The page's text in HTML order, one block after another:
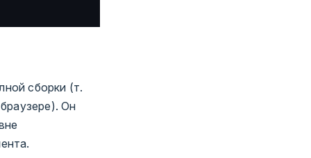
сборки (т.
Он